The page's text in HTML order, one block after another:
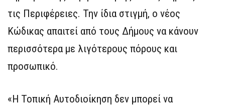
τις Περιφέρειες. Την ίδια στιγμή, ο νέος
Κώδικας απαιτεί από τους Δήμους να κάνουν
περισσότερα με λιγότερους πόρους και
προσωπικό.
«Η Τοπική Αυτοδιοίκηση δεν μπορεί να